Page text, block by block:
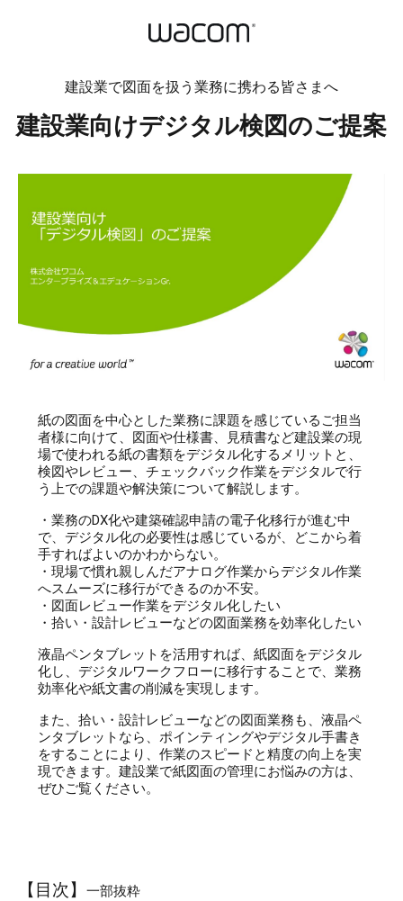
建設業で図面を扱う業務に携わる皆さまへ
建設業向けデジタル検図のご提案
紙の図面を中心とした業務に課題を感じているご担当
者様に向けて、図面や仕様書、見積書など建設業の現
場で使われる紙の書類をデジタル化するメリットと、
検図やレビュー、チェックバック作業をデジタルで行
う上での課題や解決策について解説します。
・業務のDX化や建築確認申請の電子化移行が進む中
で、デジタル化の必要性は感じているが、どこから着
手すればよいのかわからない。
・現場で慣れ親しんだアナログ作業からデジタル作業
へスムーズに移行ができるのか不安。
・図面レビュー作業をデジタル化したい
・拾い・設計レビューなどの図面業務を効率化したい
液晶ペンタブレットを活用すれば、紙図面をデジタル
化し、デジタルワークフローに移行することで、業務
効率化や紙文書の削減を実現します。
また、拾い・設計レビューなどの図面業務も、液晶ペ
ンタブレットなら、ポインティングやデジタル手書き
をすることにより、作業のスピードと精度の向上を実
現できます。建設業で紙図面の管理にお悩みの方は、
ぜひご覧ください。
【目次】
一部抜粋